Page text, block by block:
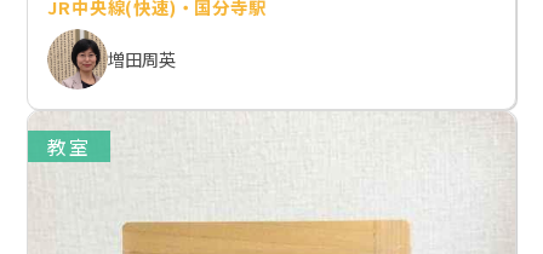
JR中央線(快速)・国分寺駅
増田周英
教室